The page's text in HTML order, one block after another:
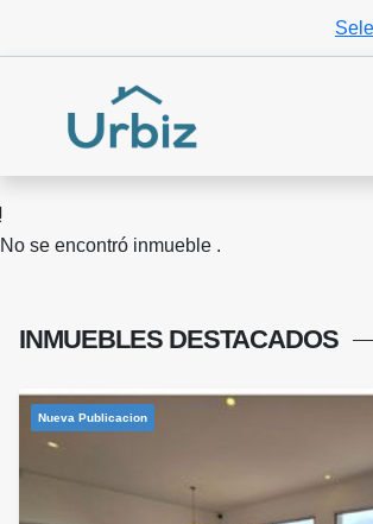
No se encontró inmueble .
INMUEBLES DESTACADOS
Nueva Publicacion